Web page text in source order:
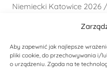
Aby zapewnić jak najlepsze
pliki cookie, do przechowywania i/
o urządzeniu. Zgoda na te
Niemiecki Katowice2026 /